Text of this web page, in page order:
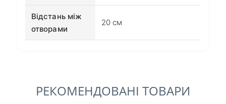
Відстань між
отворами
20 см
РЕКОМЕНДОВАНІ ТОВАРИ